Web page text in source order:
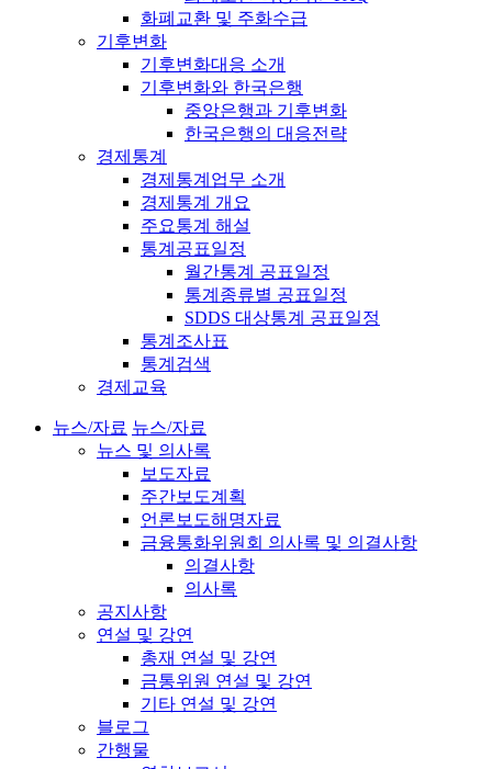
화폐교환 및 주화수급
기후변화
기후변화대응 소개
기후변화와 한국은행
중앙은행과 기후변화
한국은행의 대응전략
경제통계
경제통계업무 소개
경제통계 개요
주요통계 해설
통계공표일정
월간통계 공표일정
통계종류별 공표일정
SDDS 대상통계 공표일정
통계조사표
통계검색
경제교육
뉴스/자료 뉴스/자료
뉴스 및 의사록
보도자료
주간보도계획
언론보도해명자료
금융통화위원회 의사록 및 의결사항
의결사항
의사록
공지사항
연설 및 강연
총재 연설 및 강연
금통위원 연설 및 강연
기타 연설 및 강연
블로그
간행물